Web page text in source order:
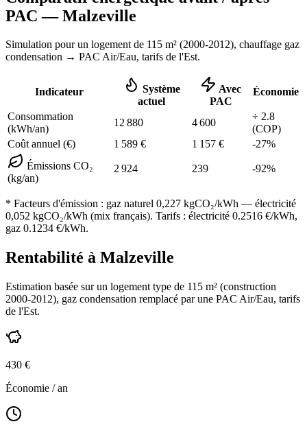
PAC —Malzeville
Simulation pour un logement de 115 m² (2000-2012), chauffage gaz
condensation → PAC Air/Eau, tarifs de l'Est.
Indicateur
Système
actuel
Avec
PAC
Économie
Consommation
(kWh/an)
12 880 4 600
÷ 2.8
(COP)
Coût annuel (€)
1 589 € 1 157 € -27%
Émissions CO₂
(kg/an)
2 924 239 -92%
* Facteurs d'émission : gaz naturel 0,227 kgCO₂/kWh — électricité
0,052 kgCO₂/kWh (mix français). Tarifs : électricité 0.2516 €/kWh,
gaz 0.1234 €/kWh.
Rentabilité à Malzeville
Estimation basée sur un logement type de 115 m² (construction
2000-2012), gaz condensation remplacé par une PAC Air/Eau, tarifs
de l'Est.
430 €
Économie / an